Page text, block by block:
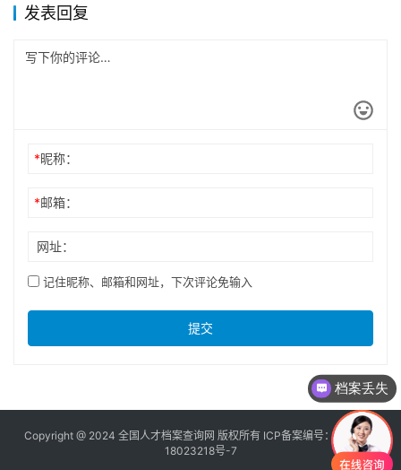
发表回复
*昵称：
*邮箱：
网址：
记住昵称、邮箱和网址，下次评论免输入
提交
Copyright @ 2024 全国人才档案查询网 版权所有 ICP备案编号：
京ICP备
18023218号-7
档案丢失